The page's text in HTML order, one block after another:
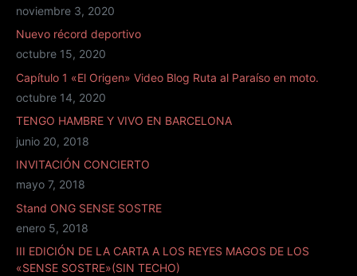
noviembre 3, 2020
Nuevo récord deportivo
octubre 15, 2020
Capítulo 1 «El Origen» Video Blog Ruta al Paraíso en moto.
octubre 14, 2020
TENGO HAMBRE Y VIVO EN BARCELONA
junio 20, 2018
INVITACIÓN CONCIERTO
mayo 7, 2018
Stand ONG SENSE SOSTRE
enero 5, 2018
III EDICIÓN DE LA CARTA A LOS REYES MAGOS DE LOS
«SENSE SOSTRE»(SIN TECHO)